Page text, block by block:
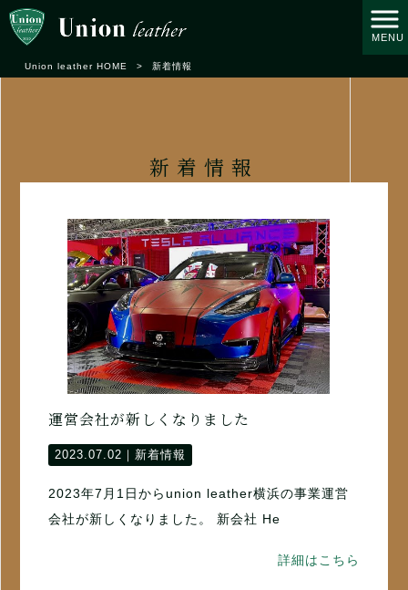
MENU
Union leather HOME > 新着情報
新着情報
運営会社が新しくなりました
2023.07.02｜ 新着情報
2023年7月1日からunion leather横浜の事業運営
会社が新しくなりました。 新会社 He
詳細はこちら